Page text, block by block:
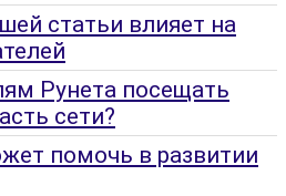
статьи влияет на
Рунета посещать
сети?
помочь в развитии